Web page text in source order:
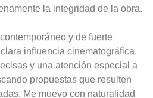
la integridad de la obra.
y de fuerte
influencia cinematográfica.
y una atención especial a
propuestas que resulten
Me muevo con naturalidad